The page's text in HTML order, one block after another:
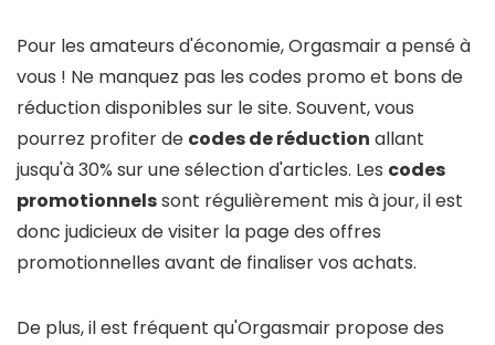
Pour les amateurs d'économie, Orgasmair a pensé à
vous ! Ne manquez pas les codes promo et bons de
réduction disponibles sur le site. Souvent, vous
pourrez profiter de codes de réduction allant
jusqu'à 30% sur une sélection d'articles. Les codes
promotionnelssont régulièrement mis à jour, il est
donc judicieux de visiter la page des offres
promotionnelles avant de finaliser vos achats.
De plus, il est fréquent qu'Orgasmair propose des